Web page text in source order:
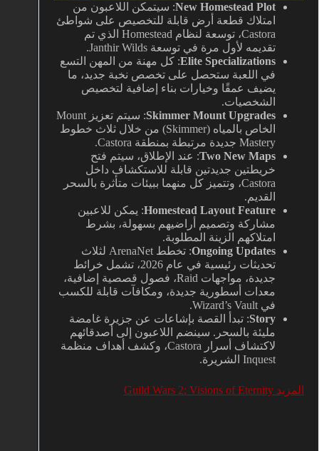
New Homestead Plot: سيتمكن اللاعبون من
امتلاك قطعة أرض قابلة للتخصيص على شواطئ
Castora، توسعة لنظام Homestead الذي تم
تقديمه لأول مرة في توسعة Janthir Wilds.
Elite Specializations: كل مهنة من المهن التسع
في اللعبة ستحصل على تخصص نخبة جديد، ما
يضيف عمقًا وخيارات بناء إضافية لتخصيص
الشخصيات.
Skimmer Mount Upgrades
: سيتم تعزيز Mount
الخاص بالمياه (Skimmer) من خلال ثلاث خطوط
Mastery جديدة مرتبطة بمنطقة Castora.
Two New Maps: عند الإطلاق، سيتم فتح
خريطتين جديدتين قابلة للاستكشاف داخل
Castora، وتتميز كل منهما ببيئات متأثرة بالسحر
القديم.
Homestead Layout Feature: يمكن للاعبين
مشاركة وتصميم أراضيهم بسهولة، بشرط
امتلاكهم الزينة المطلوبة.
Ongoing Updates
: تخطط ArenaNet لثلاث
تحديثات رئيسية في عام 2026، تشمل خرائط
جديدة، مواجهات Raid، فصول قصصية إضافية،
معدات أسطورية جديدة، ومكافآت قابلة للكسب
في Wizard’s Vault.
Story: تبدأ القصة بإشاعات عن جزيرة غامضة
مليئة بالسحر. سينضم اللاعبون إلى أصدقائهم
لاكتشاف أسرار Castora، وكشف أهداف منظمة
Inquest الشريرة.
المزيد Guild Wars 2: Visions of Eternity